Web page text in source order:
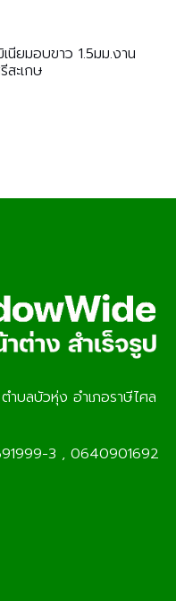
ยมอบขาว 1.5มม.งาน
ะเกษ
บลบัวหุ่ง อำเภอราษีไศล
3 , 0640901692